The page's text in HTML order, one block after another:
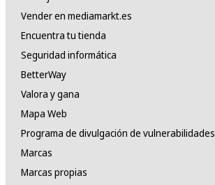
Vender en mediamarkt.es
Encuentra tu tienda
Seguridad informática
BetterWay
Valora y gana
Mapa Web
Programa de divulgación de vulnerabilidades
Marcas
Marcas propias